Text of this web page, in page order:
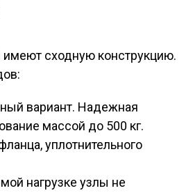
имеют сходную конструкцию.
вариант. Надежная
массой до 500 кг.
уплотнительного
нагрузке узлы не